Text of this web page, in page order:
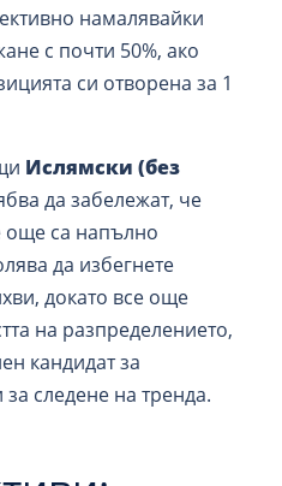
намалявайки
с почти 50%, ако
си отворена за 1
Ислямски (без
да забележат, че
още са напълно
да избегнете
докато все още
на разпределението,
кандидат за
следене на тренда.